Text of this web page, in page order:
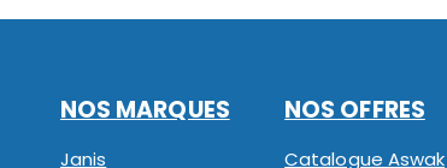
NOS MARQUES
Janis
NOS OFFRES
Catalogue Aswak